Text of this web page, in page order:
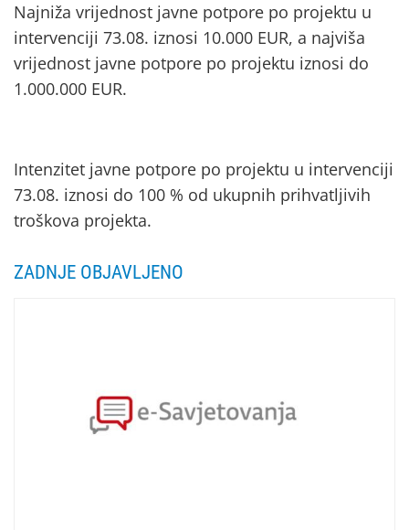
Najniža vrijednost javne potpore po projektu u
intervenciji 73.08. iznosi 10.000 EUR, a najviša
vrijednost javne potpore po projektu iznosi do
1.000.000 EUR.
Intenzitet javne potpore po projektu u intervenciji
73.08. iznosi do 100 % od ukupnih prihvatljivih
troškova projekta.
ZADNJE OBJAVLJENO